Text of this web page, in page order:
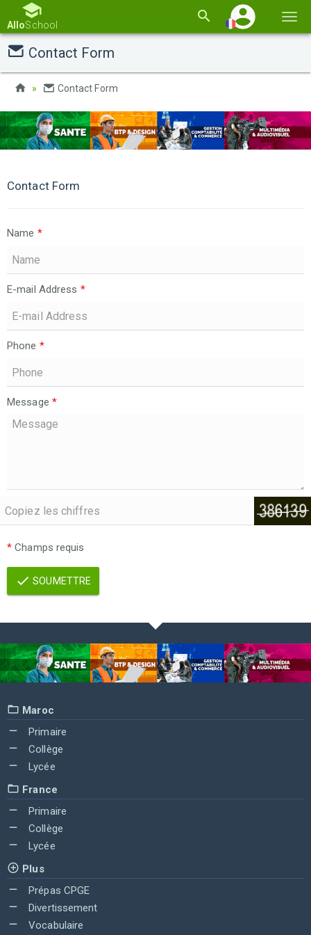
la
AlloSchool
Contact Form
Contact Form
Contact Form
Name *
E-mail Address *
Phone *
Message *
* Champs requis
SOUMETTRE
Maroc
Primaire
Collège
Lycée
France
Primaire
Collège
Lycée
Plus
Prépas CPGE
Divertissement
Vocabulaire